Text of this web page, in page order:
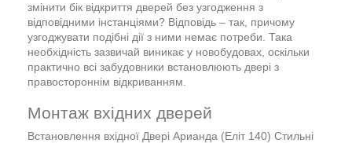
змінити бік відкриття дверей без узгодження з
відповідними інстанціями? Відповідь – так, причому
узгоджувати подібні дії з ними немає потреби. Така
необхідність зазвичай виникає у новобудовах, оскільки
практично всі забудовники встановлюють двері з
правостороннім відкриванням.
Монтаж вхідних дверей
Встановлення вхідної Двері Арианда (Еліт 140) Стильні